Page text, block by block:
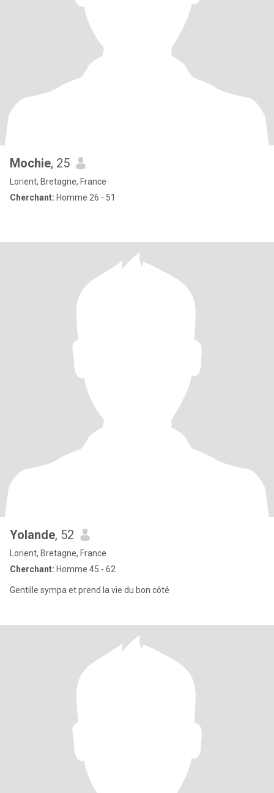
Mochie, 25
Lorient, Bretagne, France
Cherchant: Homme 26 - 51
Yolande, 52
Lorient, Bretagne, France
Cherchant: Homme 45 - 62
Gentille sympa et prend la vie du bon côté